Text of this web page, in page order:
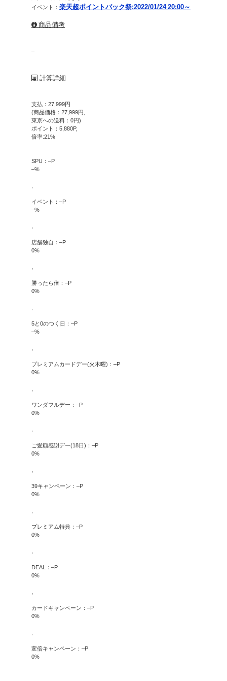
イベント： 楽天超ポイントバック祭:2022/01/24 20:00～
商品備考
–
計算詳細
支払： 27,999円
(商品価格： 27,999円,
東京への送料： 0円)
ポイント： 5,880P,
倍率:21 %
SPU： –P
–%
イベント： –P
–%
店舗独自： –P
0%
勝ったら倍： –P
0%
5と0のつく日： –P
–%
プレミアムカードデー(火木曜)： –P
0%
ワンダフルデー： –P
0%
ご愛顧感謝デー(18日)： –P
0%
39キャンペーン： –P
0%
プレミアム特典： –P
0%
DEAL： –P
0%
カードキャンペーン： –P
0%
変倍キャンペーン： –P
0%